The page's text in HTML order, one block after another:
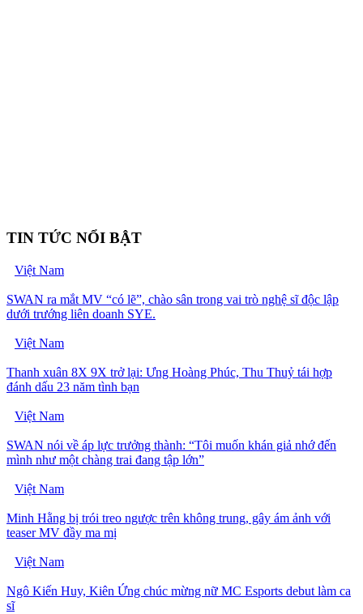
TIN TỨC NỔI BẬT
Việt Nam
SWAN ra mắt MV “có lẽ”, chào sân trong vai trò nghệ sĩ độc lập
dưới trướng liên doanh SYE.
Việt Nam
Thanh xuân 8X 9X trở lại: Ưng Hoàng Phúc, Thu Thuỷ tái hợp
đánh dấu 23 năm tình bạn
Việt Nam
SWAN nói về áp lực trưởng thành: “Tôi muốn khán giả nhớ đến
mình như một chàng trai đang tập lớn”
Việt Nam
Minh Hằng bị trói treo ngược trên không trung, gây ám ảnh với
teaser MV đầy ma mị
Việt Nam
Ngô Kiến Huy, Kiên Ứng chúc mừng nữ MC Esports debut làm ca
sĩ